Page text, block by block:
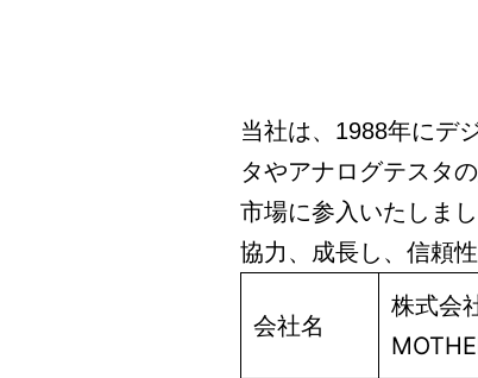
当社は、1988年にデ
タやアナログテスタ
市場に参入いたしま
協力、成長し、信頼
会社名
株式会